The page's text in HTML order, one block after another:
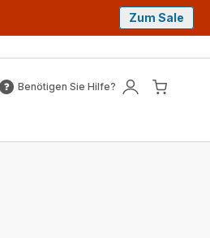
Zum Sale
Benötigen Sie Hilfe?
Benötigen
Mein